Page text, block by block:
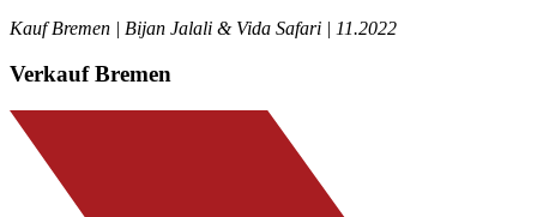
Kauf Bremen | Bijan Jalali & Vida Safari | 11.2022
Verkauf Bremen